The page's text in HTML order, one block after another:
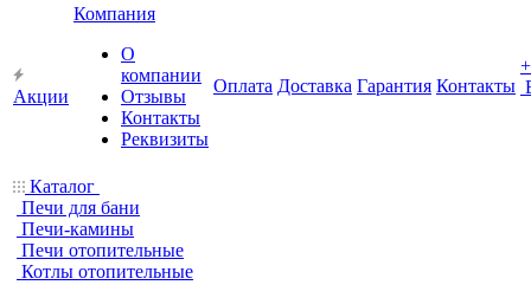
Акции
Компания
О
компании
Отзывы
Контакты
Реквизиты
Оплата Доставка Гарантия Контакты
+
Каталог
Печи для бани
Печи-камины
Печи отопительные
Котлы отопительные